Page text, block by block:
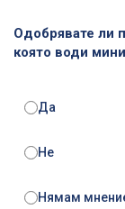
Одобрявате ли
която води
Да
Не
Нямам